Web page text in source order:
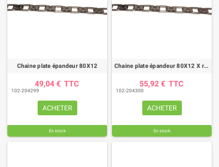
Chaine plate épandeur 80X12
49,04 € TTC
102-204299
ACHETER
En stock
Chaine plate épandeur 80X12 X renforcée
55,92 € TTC
102-204300
ACHETER
En stock